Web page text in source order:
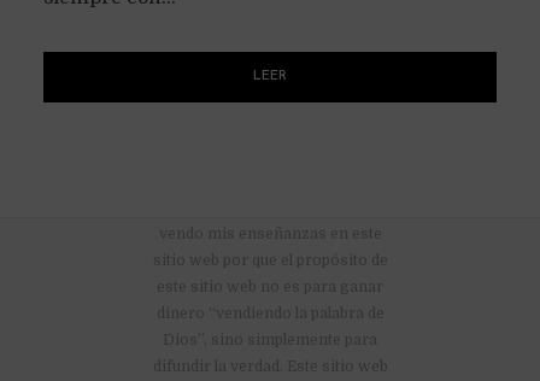
LEER
vendo mis enseñanzas en este
sitio web por que el propósito de
este sitio web no es para ganar
dinero “vendiendo la palabra de
Dios”, sino simplemente para
difundir la verdad. Este sitio web